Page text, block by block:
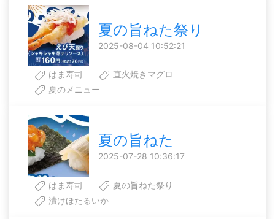
夏の旨ねた祭り
2025-08-04 10:52:21
はま寿司
直火焼きマグロ
夏のメニュー
夏の旨ねた
2025-07-28 10:36:17
はま寿司
夏の旨ねた祭り
漬けほたるいか